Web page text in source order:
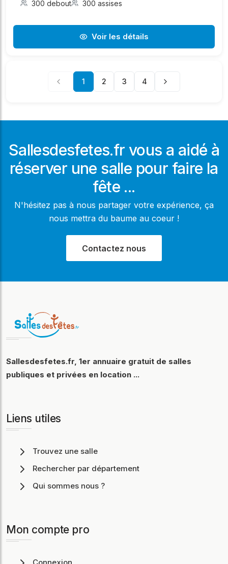
300 debout 300 assises
Voir les détails
1 2 3 4
Sallesdesfetes.fr vous a aidé à
réserver une salle pour faire la
fête ...
N'hésitez pas à nous partager votre expérience, ça
nous mettra du baume au coeur !
Contactez nous
Sallesdesfetes.fr, 1er annuaire gratuit de salles
publiques et privées en location ...
Liens utiles
Trouvez une salle
Rechercher par département
Qui sommes nous ?
Mon compte pro